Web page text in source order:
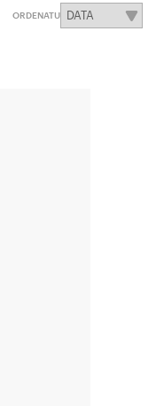
ORDENATU